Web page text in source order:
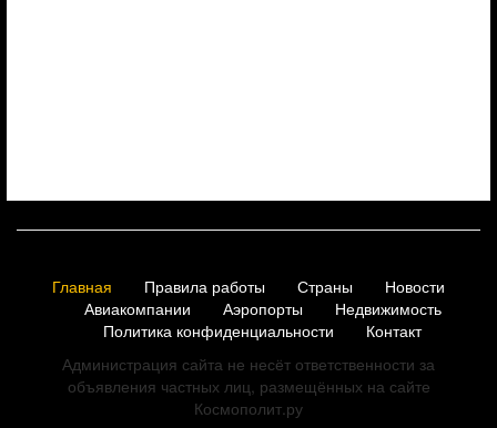
Главная Правила работы Страны
Новости
Авиакомпании
Аэропорты
Недвижимость
Политика конфиденциальности
Контакт
Администрация сайта не несёт ответственности за
объявления частных лиц, размещённых на сайте
Космополит.ру